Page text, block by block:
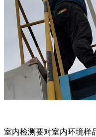
室内检测要对室内环境样